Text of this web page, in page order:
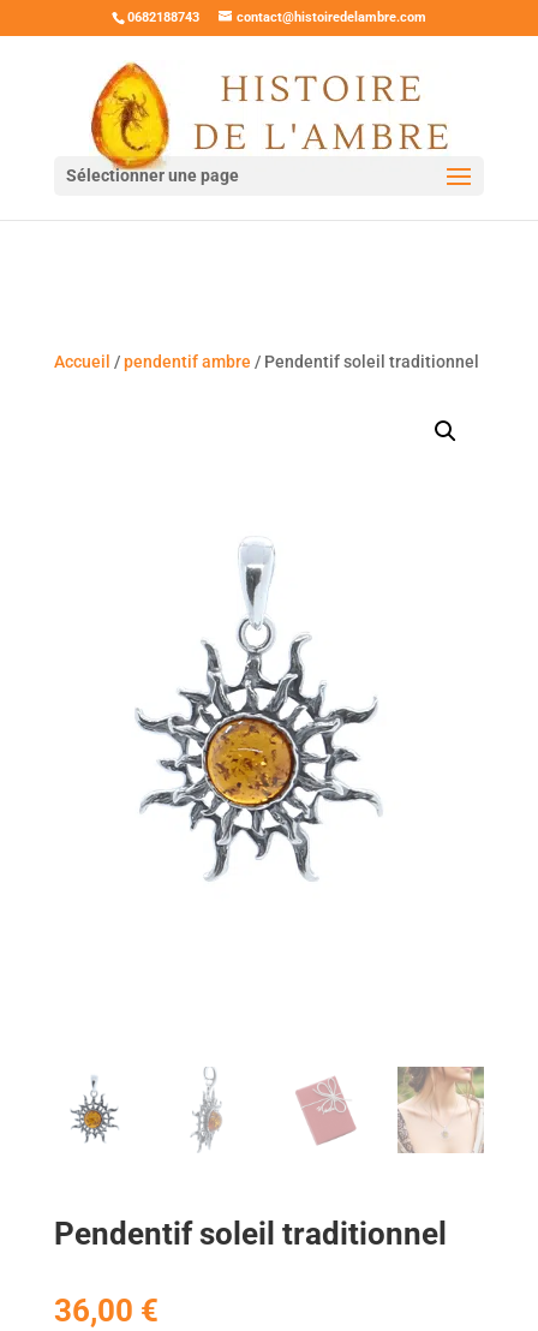
0682188743 contact@histoiredelambre.com
Sélectionner une page
Accueil /pendentif ambre / Pendentif soleil traditionnel
Pendentif soleil traditionnel
36,00 €